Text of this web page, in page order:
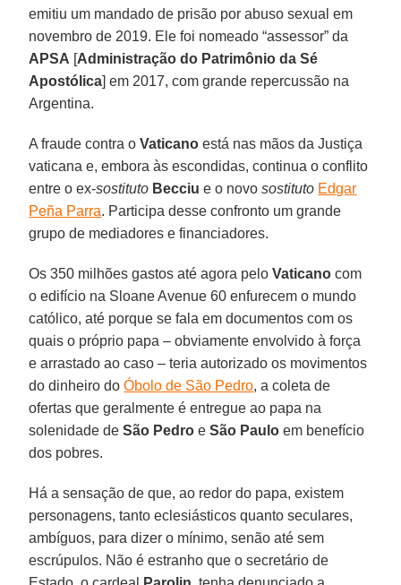
emitiu um mandado de prisão por abuso sexual em
novembro de 2019. Ele foi nomeado “assessor” da
APSA [Administração do Patrimônio da Sé
Apostólica] em 2017, com grande repercussão na
Argentina.
A fraude contra oVaticano está nas mãos da Justiça
vaticana e, embora às escondidas, continua o conflito
entre o ex-sostituto Becciu e o novosostituto Edgar
Peña Parra. Participa desse confronto um grande
grupo de mediadores e financiadores.
Os 350 milhões gastos até agora peloVaticano com
o edifício na Sloane Avenue 60 enfurecem o mundo
católico, até porque se fala em documentos com os
quais o próprio papa – obviamente envolvido à força
e arrastado ao caso – teria autorizado os movimentos
do dinheiro doÓbolo de São Pedro, a coleta de
ofertas que geralmente é entregue ao papa na
solenidade deSão Pedro eSão Paulo em benefício
dos pobres.
Há a sensação de que, ao redor do papa, existem
personagens, tanto eclesiásticos quanto seculares,
ambíguos, para dizer o mínimo, senão até sem
escrúpulos. Não é estranho que o secretário de